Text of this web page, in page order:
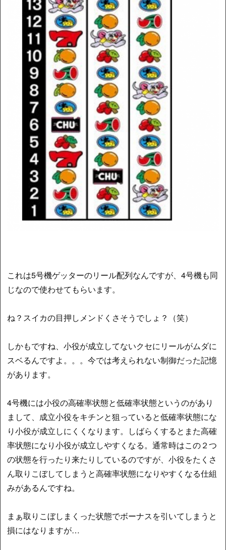
これは5号機ゲッターのリール配列なんですが、4号機も同
じなので使わせてもらいます。
ね？スイカの目押しメンドくさそうでしょ？（笑）
しかもですね、小役が成立してないクセにリールがムダに
スベるんですよ。。。今では考えられない制御だった記憶
があります。
4号機には小役の高確率状態と低確率状態というのがあり
まして、成立小役をキチンと狙っていると低確率状態にな
り小役が成立しにくくなります。しばらくするとまた高確
率状態になり小役が成立しやすくなる。通常時はこの２つ
の状態を行ったり来たりしているのですが、小役をたくさ
ん取りこぼしてしまうと高確率状態になりやすくなる仕組
みがあるんですね。
まぁ取りこぼしまくった状態でボーナスを引いてしまうと
損にはなりますが…